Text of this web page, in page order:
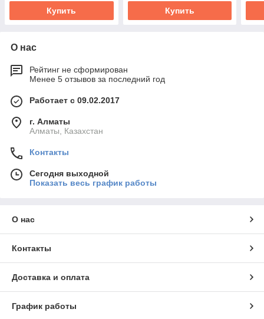
Купить Купить
О нас
Рейтинг не сформирован
Менее 5 отзывов за последний год
Работает с 09.02.2017
г. Алматы
Алматы, Казахстан
Контакты
Сегодня выходной
Показать весь график работы
О нас
Контакты
Доставка и оплата
График работы